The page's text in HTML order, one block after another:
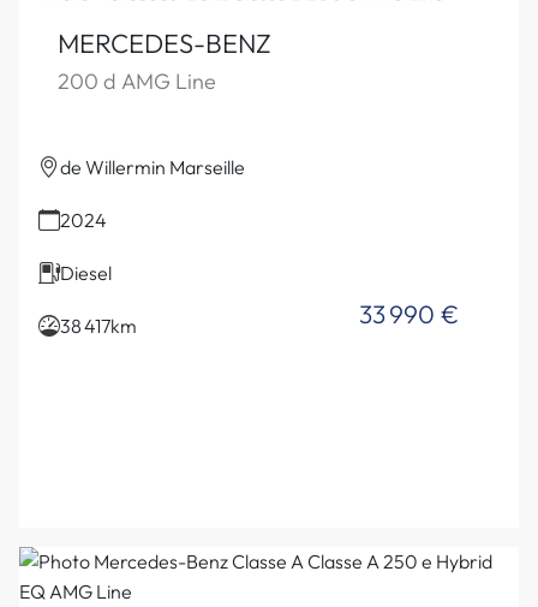
MERCEDES-BENZ
200 d AMG Line
de Willermin Marseille
2024
Diesel
38 417km 33 990 €